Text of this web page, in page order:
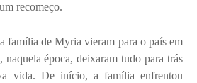
recomeço.
família de Myria vieram para o país em
naquela época, deixaram tudo para trás
vida. De início, a família enfrentou